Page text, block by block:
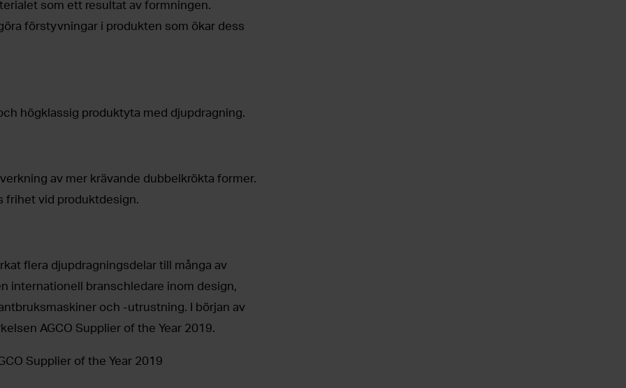
som ett resultat av formningen.
förstyvningar i produkten som ökar dess
högklassig produktyta med djupdragning.
av mer krävande dubbelkrökta former.
frihet vid produktdesign.
flera djupdragningsdelar till många av
internationell branschledare inom design,
och -utrustning. I början av
AGCO Supplier of the Year 2019.
Supplier of the Year 2019